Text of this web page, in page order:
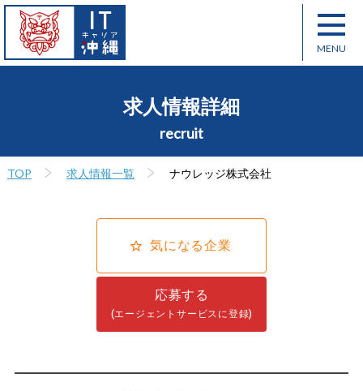
求人情報詳細
recruit
TOP 求人情報一覧 ナウレッジ株式会社
気になる企業
応募する
(エージェントサービスに登録)